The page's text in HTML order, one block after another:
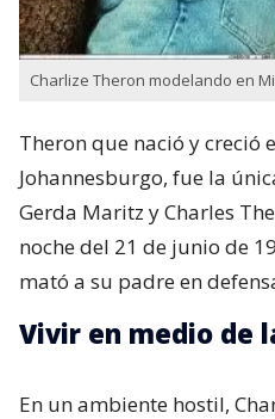
Charlize Theron modelando en
Theron que nació y creció
Johannesburgo, fue la
Gerda Maritz​ y Charles
noche del 21 de junio de
mató a su padre en
Vivir en medio de
En un ambiente hostil,